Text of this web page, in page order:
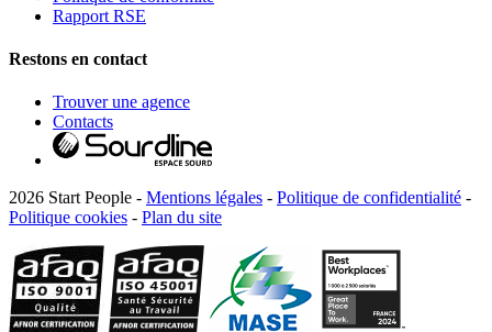
Rapport RSE
Restons en contact
Trouver une agence
Contacts
2026 Start People - Mentions légales - Politique de confidentialité -
Politique cookies - Plan du site